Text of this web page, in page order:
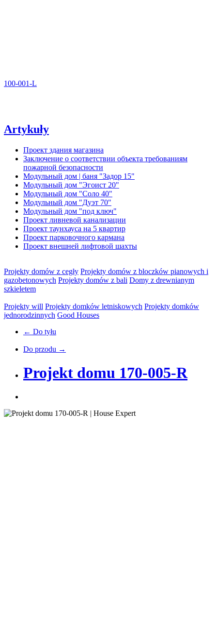
100-001-L
Artykuły
Проект здания магазина
Заключение о соответствии объекта требованиям
пожарной безопасности
Модульный дом | баня "Задор 15"
Модульный дом "Эгоист 20"
Модульный дом "Соло 40"
Модульный дом "Дуэт 70"
Модульный дом "под ключ"
Проект ливневой канализации
Проект таунхауса на 5 квартир
Проект парковочного кармана
Проект внешней лифтовой шахты
Projekty domów z cegły Projekty domów z bloczków pianowych i
gazobetonowych Projekty domów z bali Domy z drewnianym
szkieletem
Projekty will Projekty domków letniskowych Projekty domków
jednorodzinnych Good Houses
← Do tyłu
Do przodu →
Projekt domu 170-005-R